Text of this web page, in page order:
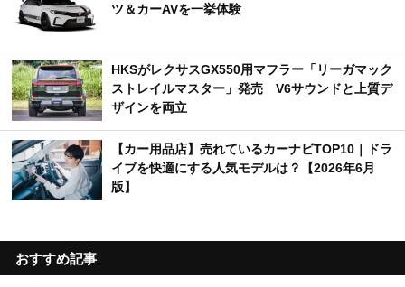
ツ＆カーAVを一挙体験
HKSがレクサスGX550用マフラー「リーガマック
ストレイルマスター」発売 V6サウンドと上質デ
ザインを両立
【カー用品店】売れているカーナビTOP10｜ドラ
イブを快適にする人気モデルは？【2026年6月
版】
おすすめ記事